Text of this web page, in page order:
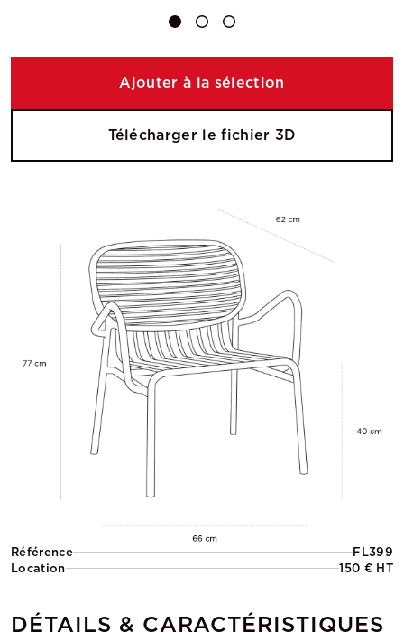
Référence
FL399
Location
150 € HT
DÉTAILS & CARACTÉRISTIQUES
Ajouter à la sélection
Télécharger le fichier 3D